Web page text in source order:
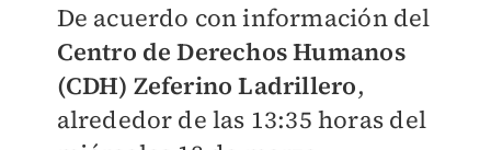
De acuerdo con información del
Centro de Derechos Humanos
(CDH) Zeferino Ladrillero,
alrededor de las 13:35 horas del